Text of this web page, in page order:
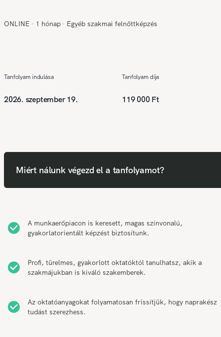
ONLINE ∙ 1 hónap ∙ Egyéb szakmai felnőttképzés
Tanfolyam indulása
2026. szeptember 19.
Tanfolyam díja
119 000 Ft
Miért nálunk végezd el a tanfolyamot?
A munkaerőpiacon is keresett, magas színvonalú,
gyakorlatorientált képzést biztosítunk.
Profi, türelmes, gyakorlott oktatóktól tanulhatsz, akik a
szakmájukban is kiváló szakemberek.
Az oktatóanyagokat folyamatosan frissítjük, hogy naprakész
tudást szerezhess.